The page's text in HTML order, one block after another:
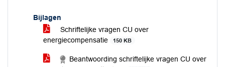
Bijlagen
Schriftelijke vragen CU over
energiecompensatie
150 KB
Beantwoording schriftelijke vragen CU over